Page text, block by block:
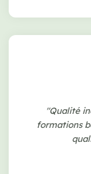
"Qualité
formations